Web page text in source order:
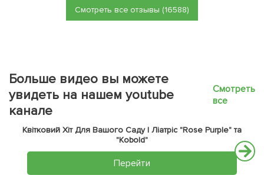
Смотреть все отзывы (16588)
Больше видео вы можете
увидеть на нашем youtube
канале
Смотреть
все
Квітковий Хіт Для Вашого Саду | Ліатріс "Rose Purple" та
"Kobold"
Перейти